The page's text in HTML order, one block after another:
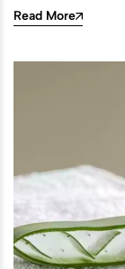
Read More